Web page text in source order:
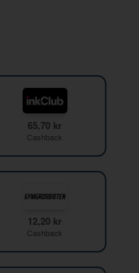
65,70 kr
Cashback
12,20 kr
Cashback